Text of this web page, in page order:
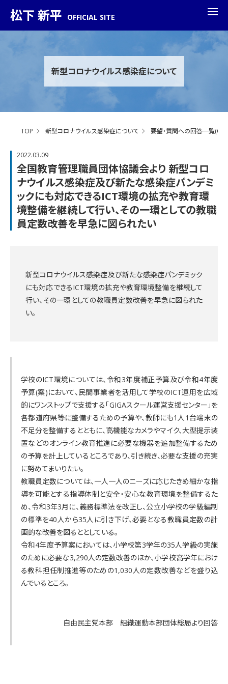
松下 新平 OFFICIAL SITE
新型コロナウイルス感染症について
TOP 新型コロナウイルス感染症について 要望・質問への回答一覧
2022.03.09
全国教育管理職員団体協議会より 新型コロ
ナウイルス感染症及び新たな感染症パンデミ
ックにも対応できるICT環境の拡充や教育環
境整備を継続して行い、その一環としての教職
員定数改善を早急に図られたい
新型コロナウイルス感染症及び新たな感染症パンデミック
にも対応できるICT環境の拡充や教育環境整備を継続して
行い、その一環としての教職員定数改善を早急に図られた
い。
学校のICT環境については、令和3年度補正予算及び令和4年度
予算(案)において、民間事業者を活用して学校のICT運用を広域
的にワンストップで支援する「GIGAスクール運営支援センター」を
各都道府県等に整備するための予算や、教師にも1人1台端末の
不足分を整備するとともに、高機能なカメラやマイク、大型提示装
置などのオンライン教育推進に必要な機器を追加整備するため
の予算を計上しているところであり、引き続き、必要な支援の充実
に努めてまいりたい。
教職員定数については、一人一人のニーズに応じたきめ細かな指
導を可能とする指導体制と安全・安心な教育環境を整備するた
め、令和3年3月に、義務標準法を改正し、公立小学校の学級編制
の標準を40人から35人に引き下げ、必要となる教職員定数の計
画的な改善を図るととしている。
令和4年度予算案においては、小学校第3学年の35人学級の実施
のために必要な3,290人の定数改善のほか、小学校高学年におけ
る教科担任制推進等のための1,030人の定数改善などを盛り込
んでいるところ。
自由民主党本部 組織運動本部団体総局より回答